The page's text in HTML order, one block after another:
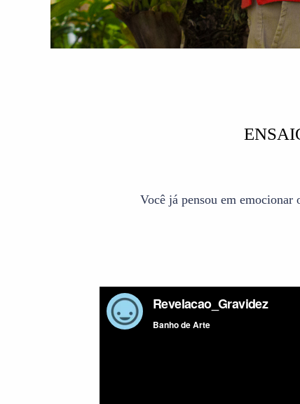
Você já pensou em emocionar